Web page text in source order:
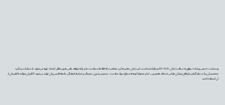
وب‌سایت «دیجی‌پزشک» موفق به دریافت نشان PIF TICK بریتانیا شده است. این نشان معتبر به این معناست که اطلاعات سلامت ما بر پایه شواهد علمی به‌روز و قابل اعتماد تهیه می‌شوند، با مشارکت و تأیید
متخصصان و با در نظر گرفتن نیازهای بیماران طراحی شده‌اند. همچنین، تمام محتوا با توجه به سطح سواد سلامت، دسترس‌پذیری دیجیتال و شرایط فرهنگی جامعه فارسی‌زبان تولید می‌شود تا کاربران بتوانند با اطمینان از
آن استفاده کنند.